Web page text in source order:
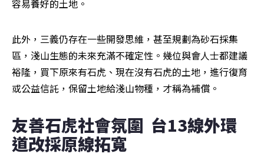
容易養好的土地。
此外，三義仍存在一些開發思維，甚至規劃為砂石採集
區，淺山生態的未來充滿不確定性。幾位與會人士都建議
裕隆，買下原來有石虎、現在沒有石虎的土地，進行復育
或公益信託，保留土地給淺山物種，才稱為補償。
友善石虎社會氛圍  台13線外環
道改採原線拓寬